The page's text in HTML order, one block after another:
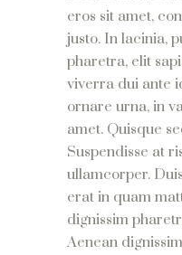
eros sit amet,
justo. In lacinia,
pharetra, elit
viverra dui ante
ornare urna, in
amet. Quisque
Suspendisse at
ullamcorper.
erat in quam
dignissim
Aenean